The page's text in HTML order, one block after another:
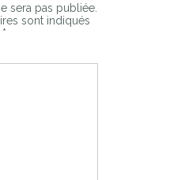
sera pas publiée.
sont indiqués
*